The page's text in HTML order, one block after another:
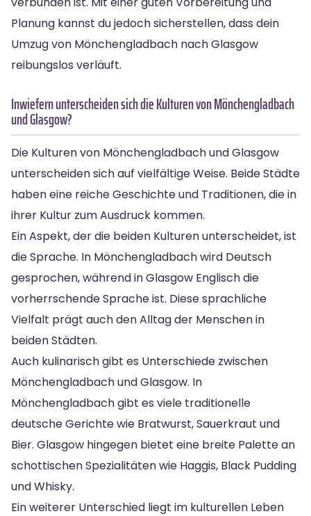
Planung kannst du jedoch sicherstellen, dass dein
Umzug von Mönchengladbach nach Glasgow
reibungslos verläuft.
Inwiefern unterscheiden sich die Kulturen von Mönchengladbach
und Glasgow?
Die Kulturen von Mönchengladbach und Glasgow
unterscheiden sich auf vielfältige Weise. Beide Städte
haben eine reiche Geschichte und Traditionen, die in
ihrer Kultur zum Ausdruck kommen.
Ein Aspekt, der die beiden Kulturen unterscheidet, ist
die Sprache. In Mönchengladbach wird Deutsch
gesprochen, während in Glasgow Englisch die
vorherrschende Sprache ist. Diese sprachliche
Vielfalt prägt auch den Alltag der Menschen in
beiden Städten.
Auch kulinarisch gibt es Unterschiede zwischen
Mönchengladbach und Glasgow. In
Mönchengladbach gibt es viele traditionelle
deutsche Gerichte wie Bratwurst, Sauerkraut und
Bier. Glasgow hingegen bietet eine breite Palette an
schottischen Spezialitäten wie Haggis, Black Pudding
und Whisky.
Ein weiterer Unterschied liegt im kulturellen Leben